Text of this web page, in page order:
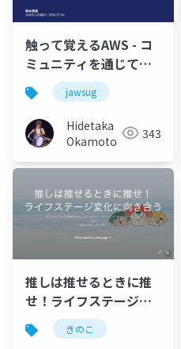
触って覚えるAWS - コ
ミュニティを通じて学
びのサイクルを作る方
法
jawsug
Hidetaka
Okamoto
343
推しは推せるときに推
せ！ライフステージ変
化に向き合う
きのこ